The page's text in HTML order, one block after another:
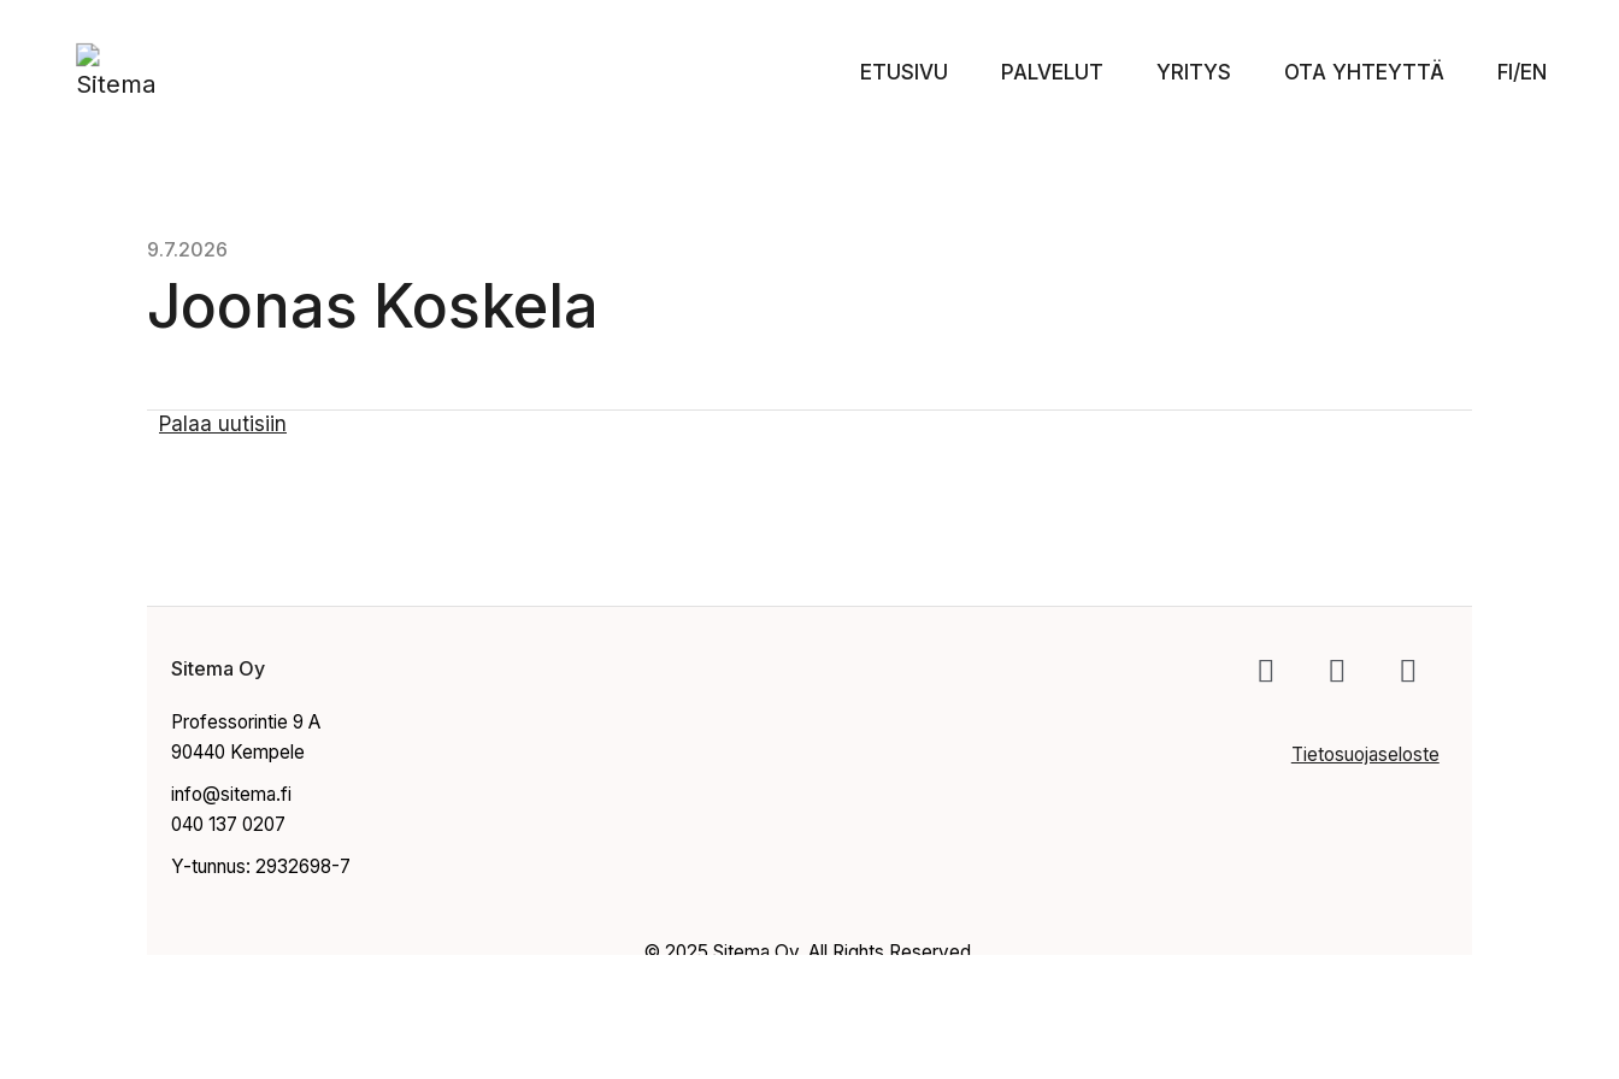
ETUSIVU PALVELUT YRITYS OTA YHTEYTTÄ FI/EN
9.7.2026
Joonas Koskela
Palaa uutisiin
Sitema Oy
Professorintie 9 A
90440 Kempele
info@sitema.fi
040 137 0207
Y-tunnus: 2932698-7
Tietosuojaseloste
© 2025 Sitema Oy, All Rights Reserved.